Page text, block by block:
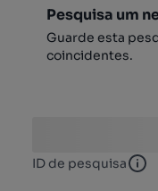
Pesquisa um
Guarde esta
coincidentes.
ID de pesquisa ID